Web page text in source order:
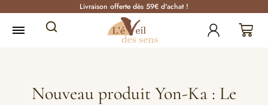
Livraison offerte dès 59€ d'achat !
Nouveau produit Yon-Ka : Le